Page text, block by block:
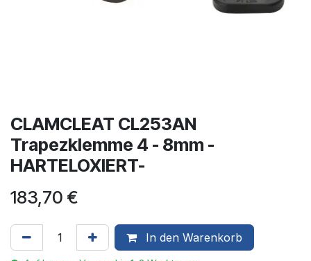
CLAMCLEAT CL253AN
Trapezklemme 4 - 8mm -
HARTELOXIERT-
183,70 €
In den Warenkorb